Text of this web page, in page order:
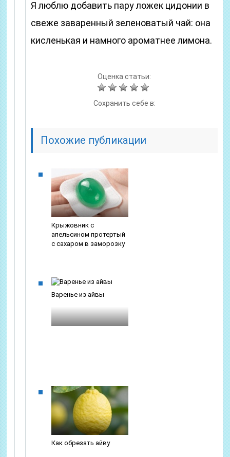
Я люблю добавить пару ложек цидонии в
свеже заваренный зеленоватый чай: она
кисленькая и намного ароматнее лимона.
Оценка статьи:
Сохранить себе в:
Похожие публикации
Крыжовник с
апельсином протертый
с сахаром в заморозку
Варенье из айвы
Как обрезать айву